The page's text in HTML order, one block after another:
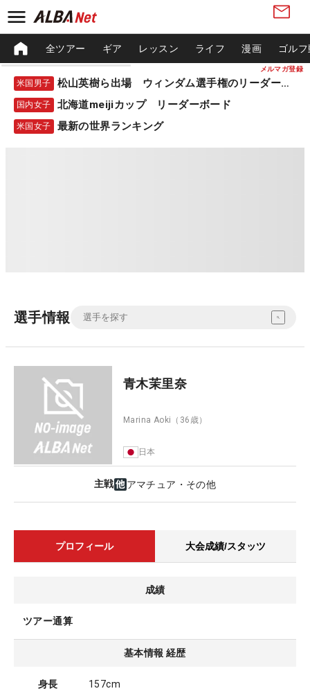
メルマガ登録
全ツアー ギア レッスン ライフ 漫画 ゴル
米国男子 松山英樹ら出場 ウィンダム選手権のリーダーボード
国内女子 北海道meijiカップ リーダーボード
米国女子 最新の世界ランキング
選手情報
青木茉里奈
Marina Aoki （36歳）
日本
主戦 アマチュア・その他
プロフィール 大会成績/スタッツ
成績
ツアー通算
基本情報 経歴
身長 157cm